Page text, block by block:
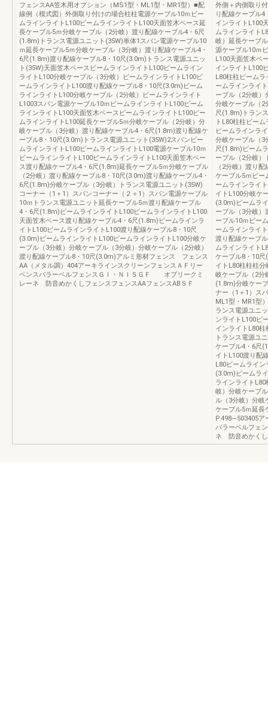
フェンスAA笠木用オプション（MS1型・ML1型・MR1型）■配
線例（模式図）外側取り付けの場合柱柱電源ケーブル10ｍビー
ムラインライトL100ビームラインライトL100天面笠木ベース延
長ケーブル5ｍ分岐ケーブル（2分岐）渡り配線ケーブル4・6尺
(1.8m)トランス電源ユニット(35W)単体1スパン電源ケーブル10
ｍ延長ケーブル5ｍ分岐ケーブル（3分岐）渡り配線ケーブル4・
6尺(1.8m)渡り配線ケーブル8・10尺(3.0m)トランス電源ユニッ
ト(35W)天面笠木ベースビームラインライトL100ビームライン
ライトL100分岐ケーブル（3分岐）ビームラインライトL100ビ
ームラインライトL100渡り配線ケーブル8・10尺(3.0m)ビーム
ラインライトL100分岐ケーブル（2分岐）ビームラインライト
L1003スパン電源ケーブル10ｍビームラインライトL100ビーム
ラインライトL100天面笠木ベースビームラインライトL100ビー
ムラインライトL100延長ケーブル5ｍ分岐ケーブル（2分岐）分
岐ケーブル（3分岐）渡り配線ケーブル4・6尺(1.8m)渡り配線ケ
ーブル8・10尺(3.0m)トランス電源ユニット(35W)2スパンビー
ムラインライトL100ビームラインライトL100電源ケーブル10ｍ
ビームラインライトL100ビームラインライトL100天面笠木ベー
ス渡り配線ケーブル4・6尺(1.8m)延長ケーブル5ｍ分岐ケーブル
（2分岐）渡り配線ケーブル8・10尺(3.0m)渡り配線ケーブル4・
6尺(1.8m)分岐ケーブル（3分岐）トランス電源ユニット(35W)
コーナー（1＋1）スパンコーナー（２＋1）スパン電源ケーブル
10ｍトランス電源ユニット延長ケーブル5ｍ渡り配線ケーブル
4・6尺(1.8m)ビームラインライトL100ビームラインライトL100
天面笠木ベース渡り配線ケーブル4・6尺(1.8m)ビームラインラ
イトL100ビームラインライトL100渡り配線ケーブル8・10尺
(3.0m)ビームラインライトL100ビームラインライトL100分岐ケ
ーブル（3分岐）分岐ケーブル（3分岐）分岐ケーブル（2分岐）
渡り配線ケーブル8・10尺(3.0m)アルミ形材フェンス フェンス
AA（メタル調）404アーキラインスクリーンフェンスＡＦリー
ベンスパラーベルフェンスＧＩ・ＮＩＳＧＦ オブリークミ
レーネ 防音めかくしフェンスフェンスAAフェンスABＳＦ
外側＋内側取り
り配線ケーブル
インライトL100
ムラインライト
岐）延長ケーブ
源ケーブル10ｍ
L100天面笠木ベ
インライトL100
L80柱柱ビーム
ームラインライ
ーブル（2分岐）
分岐ケーブル（2
尺(1.8m)トラン
トL80柱柱ビー
ビームラインラ
分岐ケーブル（3
尺(1.8m)ビーム
ーブル（2分岐）
（2分岐）渡り
ケーブル5ｍビー
ームラインライ
イトL100分岐ケ
(3.0m)ビームラ
ーブル（3分岐）
ーブル10ｍビー
ームラインライ
渡り配線ケーブ
ムラインライト
ケーブル8・10
イトL80柱柱柱
岐ケーブル（2分
(1.8m)分岐ケー
ナー（1＋1）ス
ML1型・MR1型
ランス電源ユニ
ンライトL100ビ
インライトL80
トランス電源ユ
ケーブル4・6尺
イトL100渡り配
L80ビームライ
(3.0m)ビームラ
ラインライト
岐）分岐ケーブ
ル（3分岐）分岐
ケーブル5ｍ延長
P.498∼503405ア
パラーベルフェ
ネ 防音めかくし